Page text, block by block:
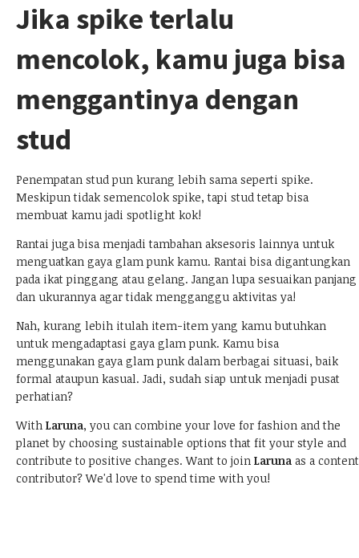
Jika spike terlalu
mencolok, kamu juga bisa
menggantinya dengan
stud
Penempatan stud pun kurang lebih sama seperti spike.
Meskipun tidak semencolok spike, tapi stud tetap bisa
membuat kamu jadi spotlight kok!
Rantai juga bisa menjadi tambahan aksesoris lainnya untuk
menguatkan gaya glam punk kamu. Rantai bisa digantungkan
pada ikat pinggang atau gelang. Jangan lupa sesuaikan panjang
dan ukurannya agar tidak mengganggu aktivitas ya!
Nah, kurang lebih itulah item-item yang kamu butuhkan
untuk mengadaptasi gaya glam punk. Kamu bisa
menggunakan gaya glam punk dalam berbagai situasi, baik
formal ataupun kasual. Jadi, sudah siap untuk menjadi pusat
perhatian?
With Laruna, you can combine your love for fashion and the
planet by choosing sustainable options that fit your style and
contribute to positive changes. Want to join Laruna as a content
contributor? We'd love to spend time with you!